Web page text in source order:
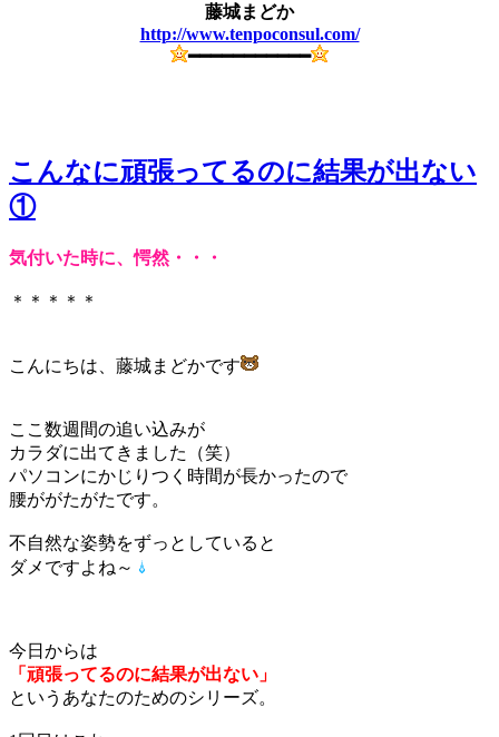
藤城まどか
http://www.tenpoconsul.com/
━━━━━━━━━━━
こんなに頑張ってるのに結果が出ない
①
気付いた時に、愕然・・・
＊＊＊＊＊
こんにちは、藤城まどかです
ここ数週間の追い込みが
カラダに出てきました（笑）
パソコンにかじりつく時間が長かったので
腰ががたがたです。
不自然な姿勢をずっとしていると
ダメですよね～
今日からは
「頑張ってるのに結果が出ない」
というあなたのためのシリーズ。